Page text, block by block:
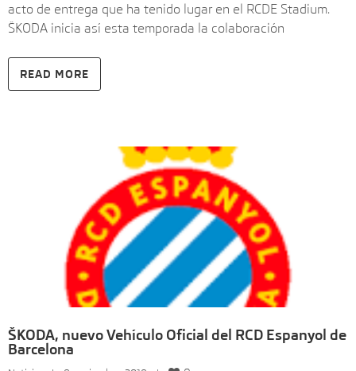
acto de entrega que ha tenido lugar en el RCDE Stadium.
ŠKODA inicia así esta temporada la colaboración
READ MORE
ŠKODA, nuevo Vehículo Oficial del RCD Espanyol de
Barcelona